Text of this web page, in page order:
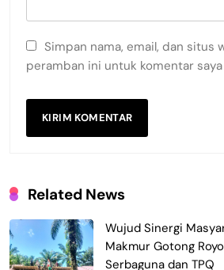
Simpan nama, email, dan situs
peramban ini untuk komentar
Related News
Wujud Sinergi
Makmur Gotong
Serbaguna dan TPQ